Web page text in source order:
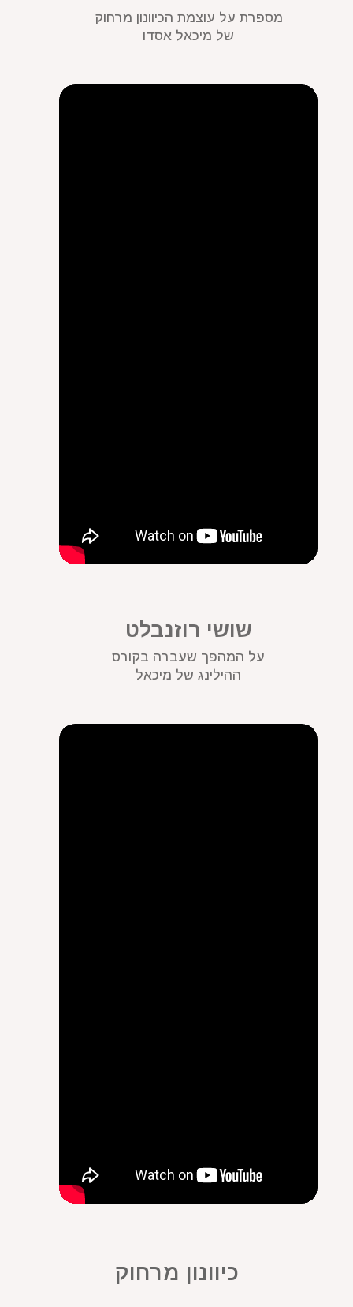
מספרת על עוצמת הכיוונון מרחוק
של מיכאל אסדו
שושי רוזנבלט
על המהפך שעברה בקורס
ההילינג של מיכאל
כיוונון מרחוק